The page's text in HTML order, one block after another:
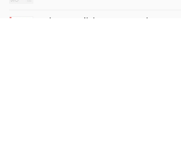
Raisons politiques 102, mai 2026